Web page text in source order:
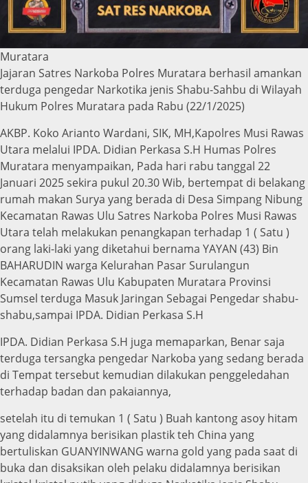
Muratara
Jajaran Satres Narkoba Polres Muratara berhasil amankan
terduga pengedar Narkotika jenis Shabu-Sahbu di Wilayah
Hukum Polres Muratara pada Rabu (22/1/2025)
AKBP. Koko Arianto Wardani, SIK, MH,Kapolres Musi Rawas
Utara melalui IPDA. Didian Perkasa S.H Humas Polres
Muratara menyampaikan, Pada hari rabu tanggal 22
Januari 2025 sekira pukul 20.30 Wib, bertempat di belakang
rumah makan Surya yang berada di Desa Simpang Nibung
Kecamatan Rawas Ulu Satres Narkoba Polres Musi Rawas
Utara telah melakukan penangkapan terhadap 1 ( Satu )
orang laki-laki yang diketahui bernama YAYAN (43) Bin
BAHARUDIN warga Kelurahan Pasar Surulangun
Kecamatan Rawas Ulu Kabupaten Muratara Provinsi
Sumsel terduga Masuk Jaringan Sebagai Pengedar shabu-
shabu,sampai IPDA. Didian Perkasa S.H
IPDA. Didian Perkasa S.H juga memaparkan, Benar saja
terduga tersangka pengedar Narkoba yang sedang berada
di Tempat tersebut kemudian dilakukan penggeledahan
terhadap badan dan pakaiannya,
setelah itu di temukan 1 ( Satu ) Buah kantong asoy hitam
yang didalamnya berisikan plastik teh China yang
bertuliskan GUANYINWANG warna gold yang pada saat di
buka dan disaksikan oleh pelaku didalamnya berisikan